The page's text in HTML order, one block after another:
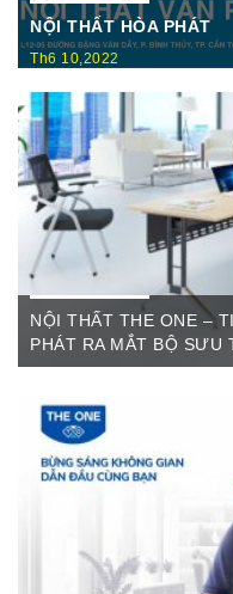
NỘI THẤT HÒA PHÁT
Th6 10,2022
Nội Thất Hòa Phátt Cần
các sản phẩm như: Bàn
sơ, két sắt,…Của cty CP
One) có địa ...
NỘI THẤT THE ONE –
PHÁT RA MẮT BỘ SƯU
The One Cần Thơ Thông
Thất Hòa Phát Ngày ...